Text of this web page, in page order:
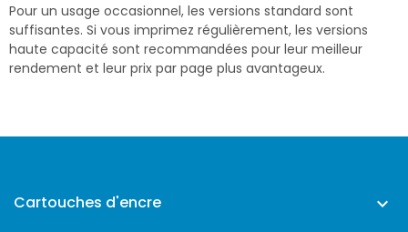
Pour un usage occasionnel, les versions standard sont
suffisantes. Si vous imprimez régulièrement, les versions
haute capacité sont recommandées pour leur meilleur
rendement et leur prix par page plus avantageux.
Cartouches d'encre 